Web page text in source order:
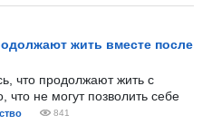
жить вместе после
что продолжают жить с
не могут позволить себе
841